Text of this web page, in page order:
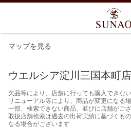
マップを見る
ウエルシア淀川三国本町店
欠品等により、店舗に行っても購入できな
リニューアル等により、商品が変更になる
一部、検索できない商品、並びに店舗がご
取扱店舗検索は過去の出荷実績に基づくも
なる場合がございます